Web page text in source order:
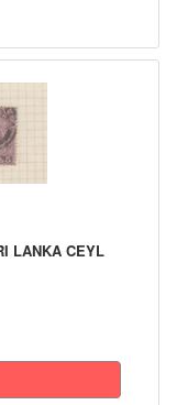
LANKA CEYL